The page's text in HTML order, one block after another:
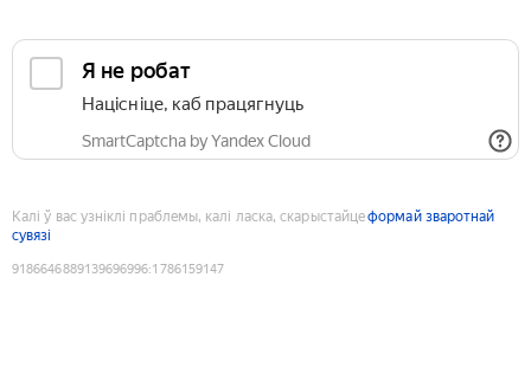
Я не робат
Націсніце, каб працягнуць
SmartCaptcha by Yandex Cloud
Калі ў вас узніклі праблемы, калі ласка, скарыстайцеформай зваротнай
сувязі
9186646889139696996:1786159147